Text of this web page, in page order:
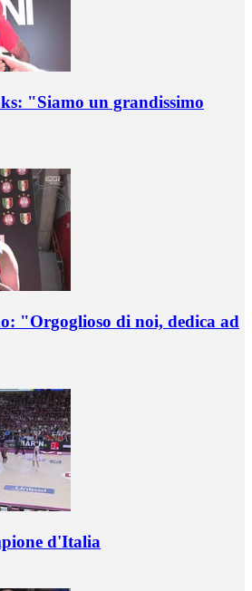
"Siamo un grandissimo
"Orgoglioso di noi, dedica ad
d'Italia